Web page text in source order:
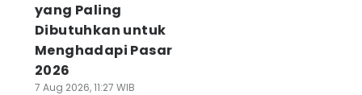
yang Paling
Dibutuhkan untuk
Menghadapi Pasar
2026
7 Aug 2026, 11:27 WIB